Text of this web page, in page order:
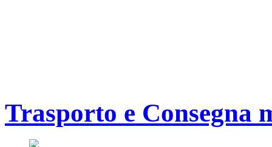
Trasporto e Consegna